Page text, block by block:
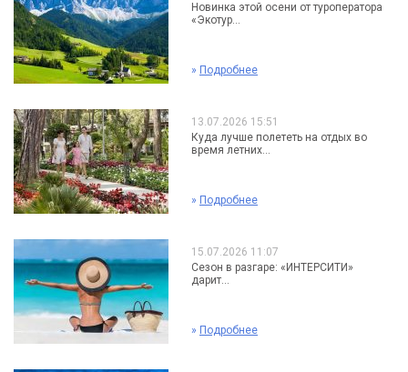
Новинка этой осени от туроператора
«Экотур...
» Подробнее
13.07.2026 15:51
Куда лучше полететь на отдых во
время летних...
» Подробнее
15.07.2026 11:07
Сезон в разгаре: «ИНТЕРСИТИ»
дарит...
» Подробнее